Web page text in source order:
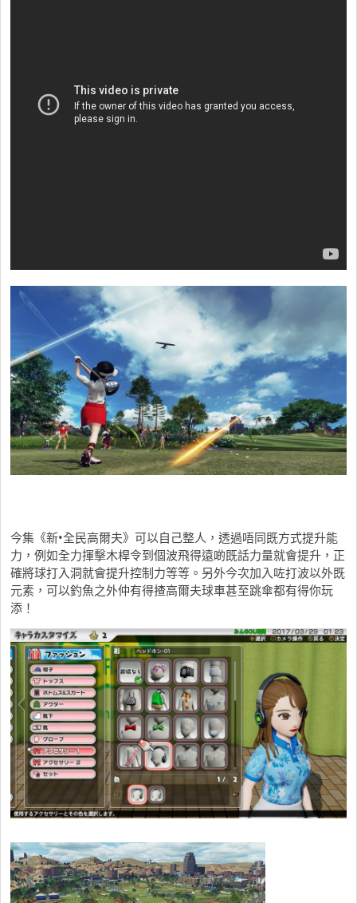
今集《新•全民高爾夫》可以自己整人，透過唔同既方式提升能
力，例如全力揮擊木桿令到個波飛得遠啲既話力量就會提升，正
確將球打入洞就會提升控制力等等。另外今次加入咗打波以外既
元素，可以釣魚之外仲有得揸高爾夫球車甚至跳傘都有得你玩
添！